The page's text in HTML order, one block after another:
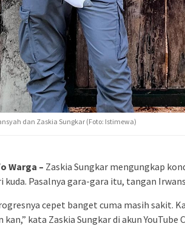
dan Zaskia Sungkar (Foto: Istimewa)
Warga – Zaskia Sungkar mengungkap
kuda. Pasalnya gara-gara itu, tangan
cepet banget cuma masih sakit.
kan,” kata Zaskia Sungkar di akun